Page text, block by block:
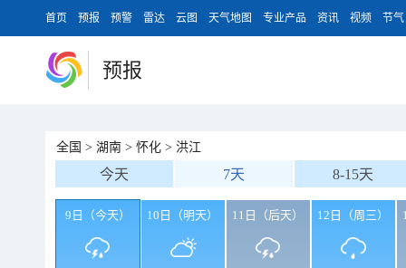
首页 预报 预警 雷达 云图 天气地图 专业产品 资讯 视频 节气
预报
全国 > 湖南 > 怀化 > 洪江
今天 7天 8-15天
9日（今天） 10日（明天） 11日（后天） 12日（周三）